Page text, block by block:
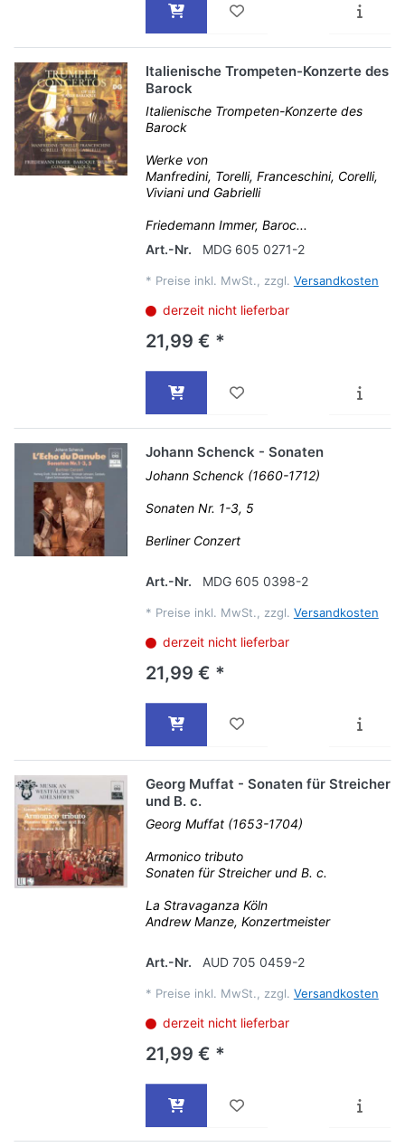
Italienische Trompeten-Konzerte des
Barock
Italienische Trompeten-Konzerte des
Barock
Werke von
Manfredini, Torelli, Franceschini, Corelli,
Viviani und Gabrielli
Friedemann Immer, Baroc...
Art.-Nr.
MDG 605 0271-2
* Preise inkl. MwSt., zzgl. Versandkosten
derzeit nicht lieferbar
21,99 € *
Johann Schenck - Sonaten
Johann Schenck (1660-1712)
Sonaten Nr. 1-3, 5
Berliner Conzert
Art.-Nr. MDG 605 0398-2
* Preise inkl. MwSt., zzgl. Versandkosten
derzeit nicht lieferbar
21,99 € *
Georg Muffat - Sonaten für Streicher
und B. c.
Georg Muffat (1653-1704)
Armonico tributo
Sonaten für Streicher und B. c.
La Stravaganza Köln
Andrew Manze, Konzertmeister
Art.-Nr. AUD 705 0459-2
* Preise inkl. MwSt., zzgl. Versandkosten
derzeit nicht lieferbar
21,99 € *